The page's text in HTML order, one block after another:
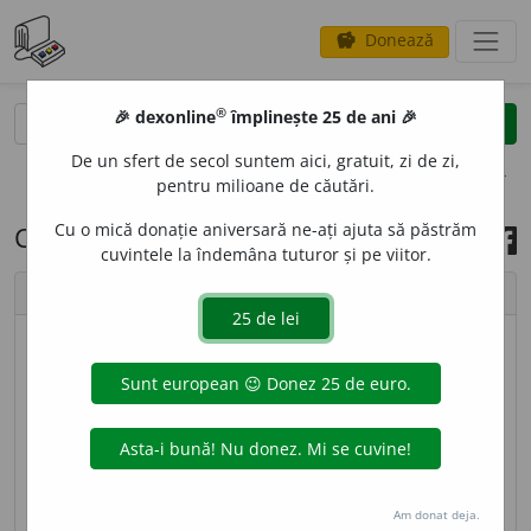
savings Donează
opțiuni
Cuvântul zilei, 12 mai 2026
© imagine Ștefania
MORDACE adj. invar.(Livr.) Mușcător (2). – Din
mordacis.
🎉 dexonline® împlinește 25 de ani 🎉
De un sfert de secol suntem aici, gratuit, zi de zi,
pentru milioane de căutări.
Cu o mică donație aniversară ne-ați ajuta să păstrăm
cuvintele la îndemâna tuturor și pe viitor.
Am donat deja.